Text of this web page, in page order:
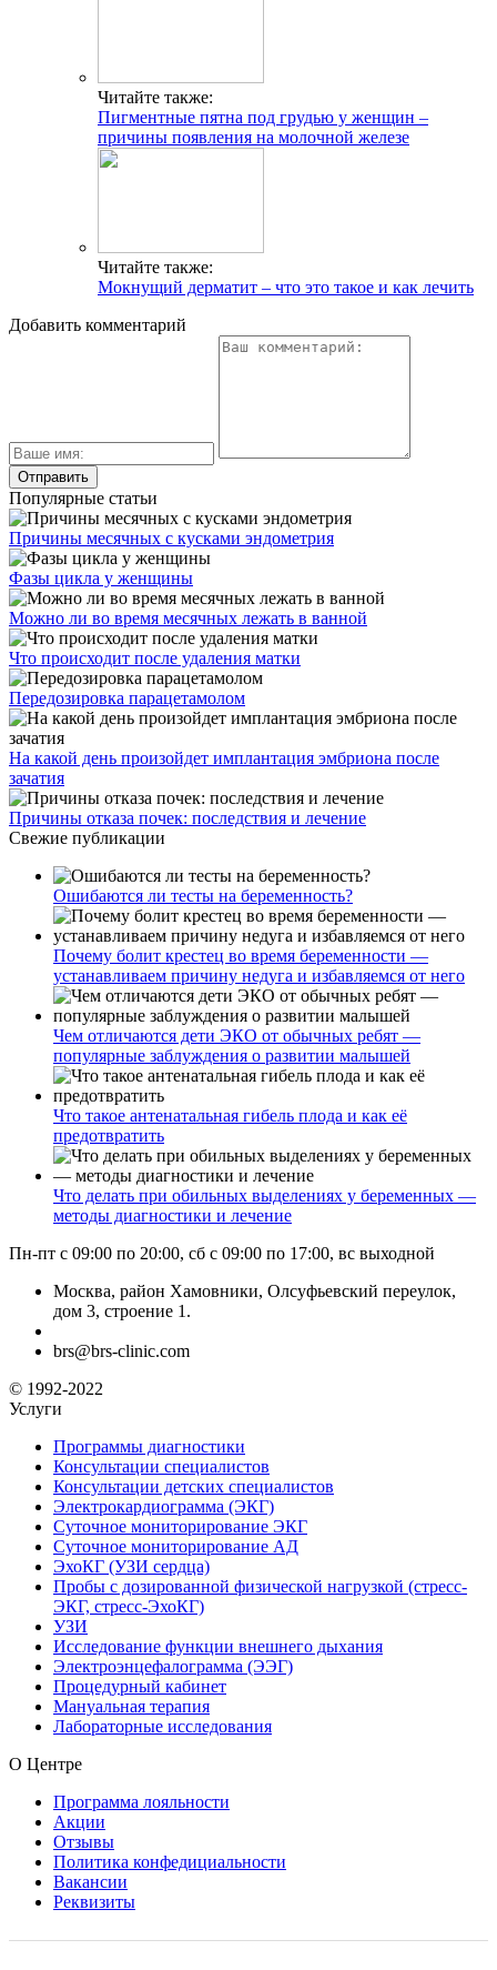
Читайте также:
Пигментные пятна под грудью у женщин –
причины появления на молочной железе
Читайте также:
Мокнущий дерматит – что это такое и как лечить
Добавить комментарий
Популярные статьи
Причины месячных с кусками эндометрия
Фазы цикла у женщины
Можно ли во время месячных лежать в ванной
Что происходит после удаления матки
Передозировка парацетамолом
На какой день произойдет имплантация эмбриона после
зачатия
Причины отказа почек: последствия и лечение
Свежие публикации
Ошибаются ли тесты на беременность?
Почему болит крестец во время беременности —
устанавливаем причину недуга и избавляемся от него
Чем отличаются дети ЭКО от обычных ребят —
популярные заблуждения о развитии малышей
Что такое антенатальная гибель плода и как её
предотвратить
Что делать при обильных выделениях у беременных —
методы диагностики и лечение
Пн-пт с 09:00 по 20:00, сб с 09:00 по 17:00, вс выходной
Москва, район Хамовники, Олсуфьевский переулок,
дом 3, строение 1.
brs@brs-clinic.com
© 1992-2022
Услуги
Программы диагностики
Консультации специалистов
Консультации детских специалистов
Электрокардиограмма (ЭКГ)
Суточное мониторирование ЭКГ
Суточное мониторирование АД
ЭхоКГ (УЗИ сердца)
Пробы с дозированной физической нагрузкой (стресс-
ЭКГ, стресс-ЭхоКГ)
УЗИ
Исследование функции внешнего дыхания
Электроэнцефалограмма (ЭЭГ)
Процедурный кабинет
Мануальная терапия
Лабораторные исследования
О Центре
Программа лояльности
Акции
Отзывы
Политика конфедициальности
Вакансии
Реквизиты